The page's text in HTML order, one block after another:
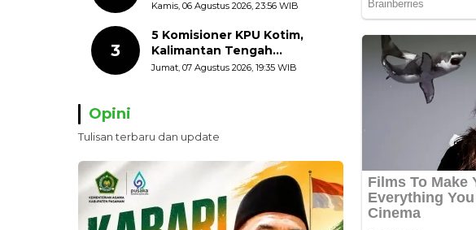
HUT ke-81 Kemerdekaan RI
Bendera Merah Putih
Kamis, 06 Agustus 2026, 23:56 WIB
3
5 Komisioner KPU Kotim,
Kalimantan Tengah
Ditetapkan Tersangka,
Jumat, 07 Agustus 2026, 19:35 WIB
Opini
Tulisan terbaru dan update